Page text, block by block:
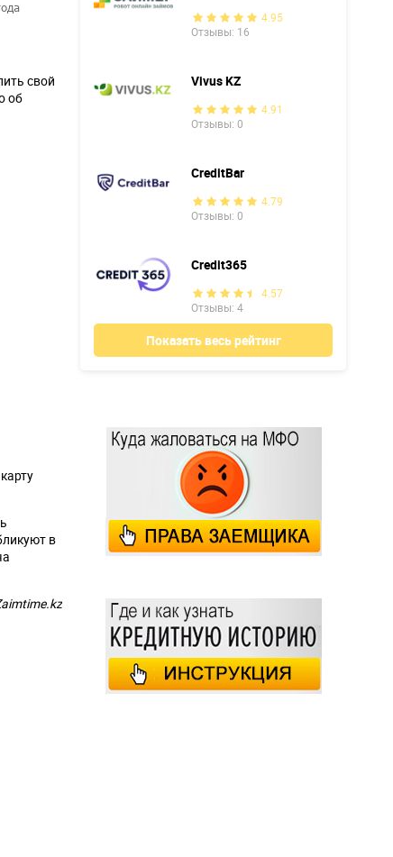
4.95
Отзывы: 16
Vivus KZ
4.91
Отзывы: 0
CreditBar
4.79
Отзывы: 0
Credit365
4.57
Отзывы: 4
Показать весь рейтинг
свой
об
в